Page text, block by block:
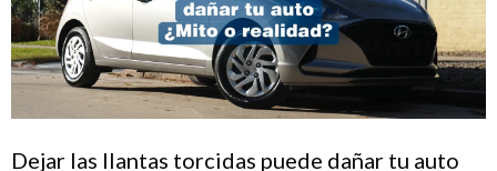
Dejar las llantas torcidas puede dañar tu auto